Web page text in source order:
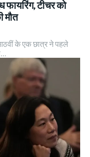
टीचर को
मौत
के एक छात्र ने पहले